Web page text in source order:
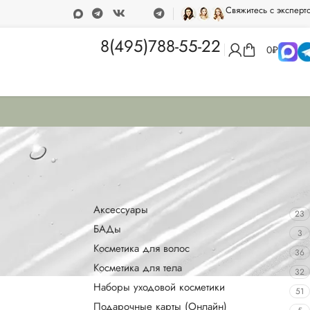
при покупке от 15 000 рублейПрограмма лояльности
Свяжитесь с
8(495)788-55-22 0₽
очищать,
Категории товаров
Аксессуары 23
БАДы 3
Косметика для волос 36
Косметика для тела 32
Наборы уходовой косметики 51
Подарочные карты (Онлайн)